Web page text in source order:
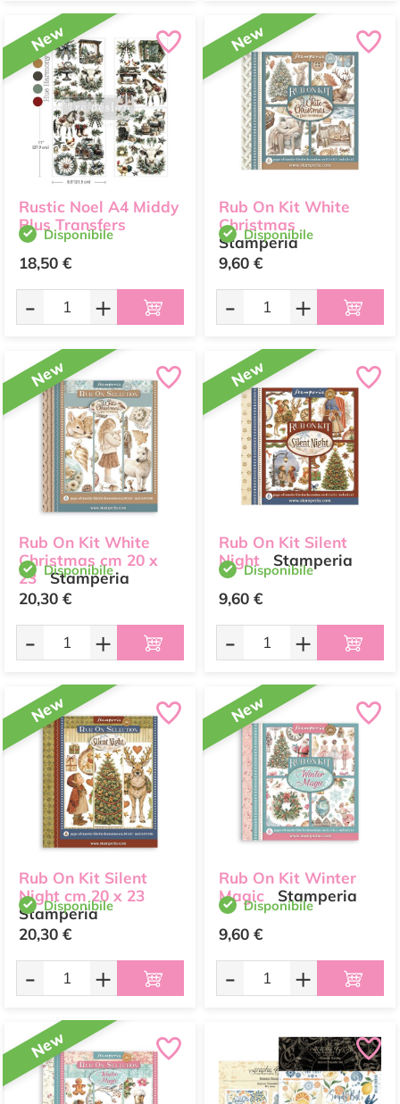
New
Rustic Noel A4 Middy
Plus Transfers
Disponibile
18,50 €
- +
New
Rub On Kit White
Christmas
Stamperia
Disponibile
9,60 €
- +
New
Rub On Kit White
Christmas cm 20 x
23 Stamperia
Disponibile
20,30 €
- +
New
Rub On Kit Silent
Night
Stamperia
Disponibile
9,60 €
- +
New
Rub On Kit Silent
Night cm 20 x 23
Stamperia
Disponibile
20,30 €
- +
New
Rub On Kit Winter
Magic
Stamperia
Disponibile
9,60 €
- +
New